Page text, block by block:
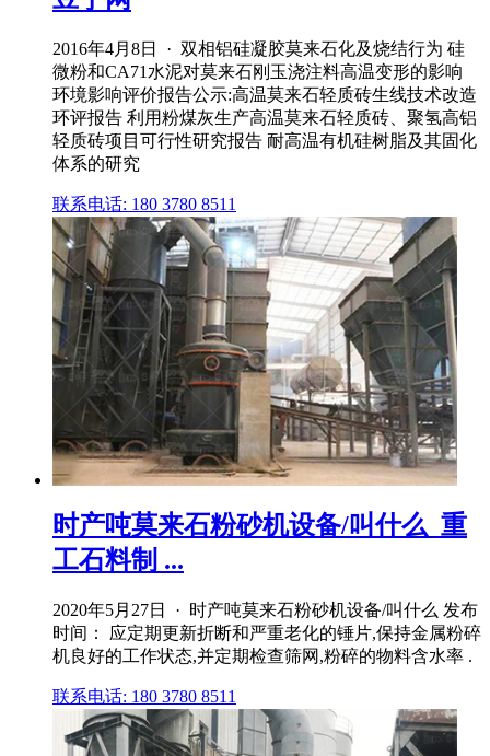
2016年4月8日 · 双相铝硅凝胶莫来石化及烧结行为 硅
微粉和CA71水泥对莫来石刚玉浇注料高温变形的影响
环境影响评价报告公示:高温莫来石轻质砖生线技术改造
环评报告 利用粉煤灰生产高温莫来石轻质砖、聚氢高铝
轻质砖项目可行性研究报告 耐高温有机硅树脂及其固化
体系的研究
联系电话: 180 3780 8511
时产吨莫来石粉砂机设备/叫什么_重
工石料制 ...
2020年5月27日 · 时产吨莫来石粉砂机设备/叫什么 发布
时间： 应定期更新折断和严重老化的锤片,保持金属粉碎
机良好的工作状态,并定期检查筛网,粉碎的物料含水率 .
联系电话: 180 3780 8511